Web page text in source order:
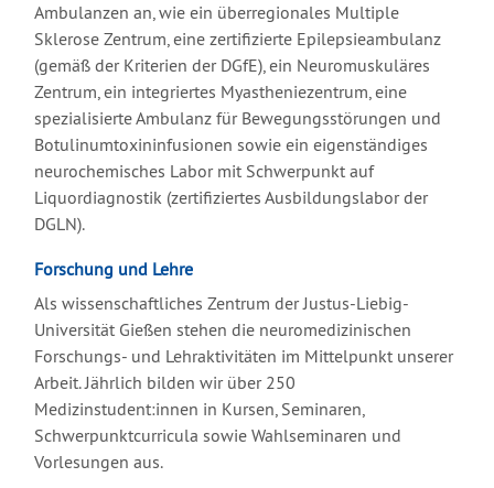
Ambulanzen an, wie ein überregionales Multiple
Sklerose Zentrum, eine zertifizierte Epilepsieambulanz
(gemäß der Kriterien der DGfE), ein Neuromuskuläres
Zentrum, ein integriertes Myastheniezentrum, eine
spezialisierte Ambulanz für Bewegungsstörungen und
Botulinumtoxininfusionen sowie ein eigenständiges
neurochemisches Labor mit Schwerpunkt auf
Liquordiagnostik (zertifiziertes Ausbildungslabor der
DGLN).
Forschung und Lehre
Als wissenschaftliches Zentrum der Justus-Liebig-
Universität Gießen stehen die neuromedizinischen
Forschungs- und Lehraktivitäten im Mittelpunkt unserer
Arbeit. Jährlich bilden wir über 250
Medizinstudent:innen in Kursen, Seminaren,
Schwerpunktcurricula sowie Wahlseminaren und
Vorlesungen aus.